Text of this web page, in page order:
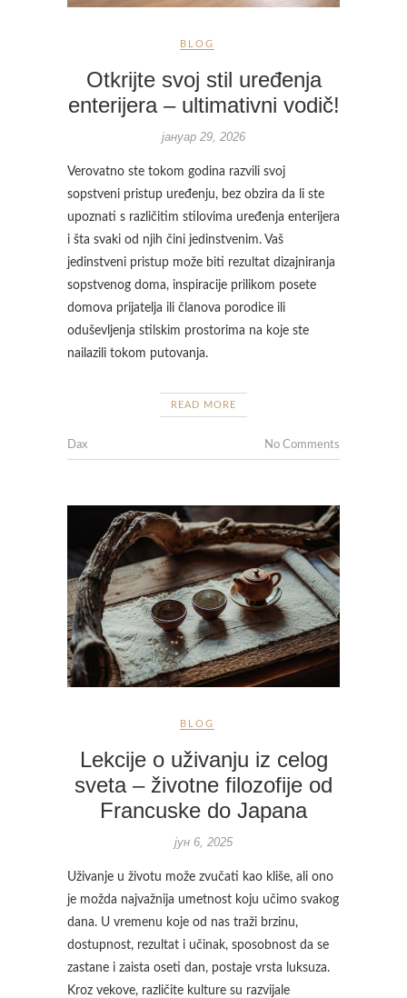
BLOG
Otkrijte svoj stil uređenja
enterijera – ultimativni vodič!
јануар 29, 2026
Verovatno ste tokom godina razvili svoj
sopstveni pristup uređenju, bez obzira da li ste
upoznati s različitim stilovima uređenja enterijera
i šta svaki od njih čini jedinstvenim. Vaš
jedinstveni pristup može biti rezultat dizajniranja
sopstvenog doma, inspiracije prilikom posete
domova prijatelja ili članova porodice ili
oduševljenja stilskim prostorima na koje ste
nailazili tokom putovanja.
READ MORE
Dax No Comments
BLOG
Lekcije o uživanju iz celog
sveta – životne filozofije od
Francuske do Japana
јун 6, 2025
Uživanje u životu može zvučati kao kliše, ali ono
je možda najvažnija umetnost koju učimo svakog
dana. U vremenu koje od nas traži brzinu,
dostupnost, rezultat i učinak, sposobnost da se
zastane i zaista oseti dan, postaje vrsta luksuza.
Kroz vekove, različite kulture su razvijale